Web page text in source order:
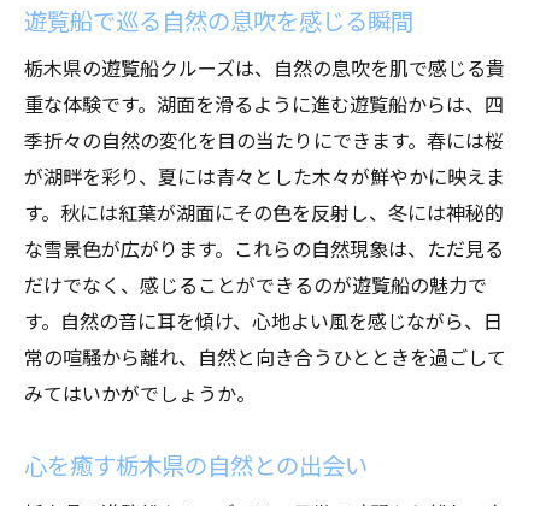
自然美に包まれたリフレッシュの秘訣
遊覧船が提供する心のリセット体験
日常を忘れさせる豊かな自然との触れ合い
日常を忘れる栃木県の遊覧船で感じる静寂と驚
都会の喧騒を離れる至高のひととき
船上から眺める静寂な湖面の魅力
静かな環境で見つける心の平穏
驚きの景観に心奪われる瞬間
静けさの中に広がる自然の美しさ
遊覧船から望む栃木県のパノラマビュー春夏秋
遊覧船で巡る自然の息吹を感じる瞬間
栃木県の遊覧船クルーズは、自然の息吹を肌で感じる貴
重な体験です。湖面を滑るように進む遊覧船からは、四
季折々の自然の変化を目の当たりにできます。春には桜
が湖畔を彩り、夏には青々とした木々が鮮やかに映えま
す。秋には紅葉が湖面にその色を反射し、冬には神秘的
な雪景色が広がります。これらの自然現象は、ただ見る
だけでなく、感じることができるのが遊覧船の魅力で
す。自然の音に耳を傾け、心地よい風を感じながら、日
常の喧騒から離れ、自然と向き合うひとときを過ごして
みてはいかがでしょうか。
心を癒す栃木県の自然との出会い